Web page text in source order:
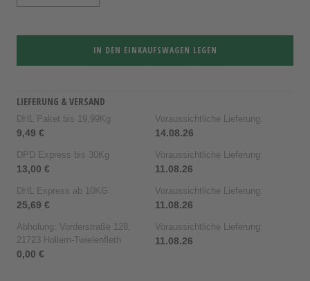
IN DEN EINKAUFSWAGEN LEGEN
LIEFERUNG & VERSAND
DHL Paket bis 19,99Kg
9,49 €
Voraussichtliche Lieferung:
14.08.26
DPD Express bis 30Kg
13,00 €
Voraussichtliche Lieferung:
11.08.26
DHL Express ab 10KG
25,69 €
Voraussichtliche Lieferung:
11.08.26
Abholung: Vorderstraße 128,
21723 Hollern-Twielenfleth
0,00 €
Voraussichtliche Lieferung:
11.08.26